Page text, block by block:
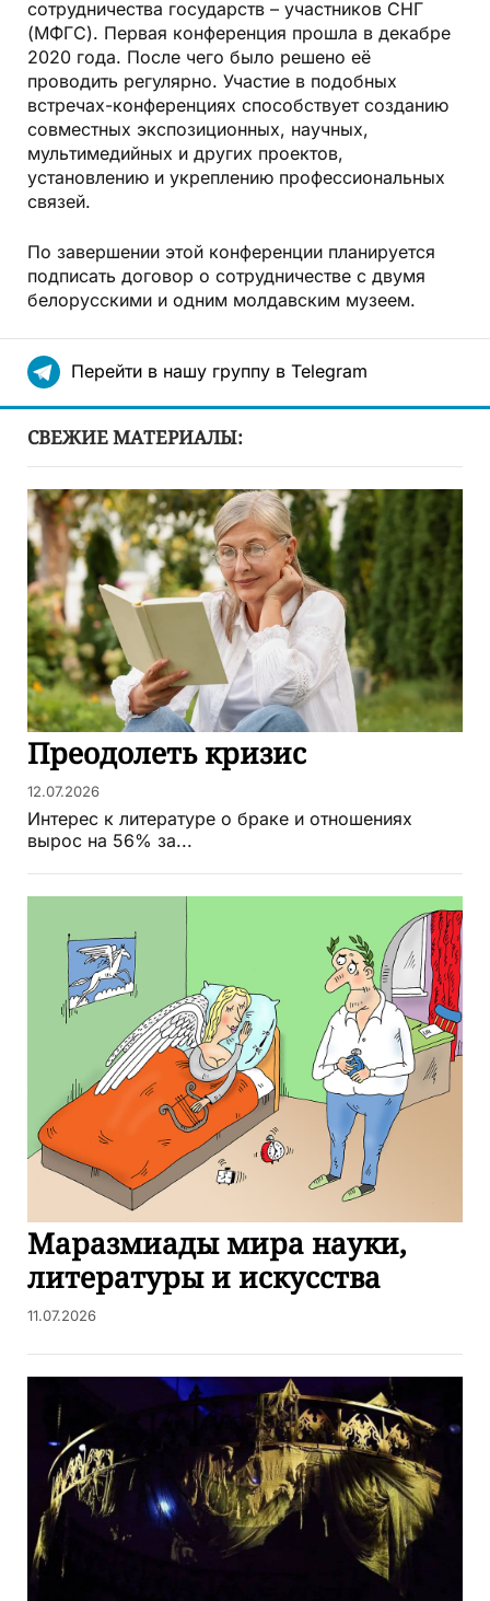
сотрудничества государств – участников СНГ
(МФГС). Первая конференция прошла в декабре
2020 года. После чего было решено её
проводить регулярно. Участие в подобных
встречах-конференциях способствует созданию
совместных экспозиционных, научных,
мультимедийных и других проектов,
установлению и укреплению профессиональных
связей.
По завершении этой конференции планируется
подписать договор о сотрудничестве с двумя
белорусскими и одним молдавским музеем.
Перейти в нашу группу в Telegram
СВЕЖИЕ МАТЕРИАЛЫ:
Преодолеть кризис
12.07.2026
Интерес к литературе о браке и отношениях
вырос на 56% за...
Маразмиады мира науки,
литературы и искусства
11.07.2026